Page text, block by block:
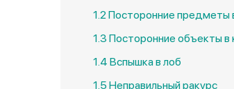
1.2 Посторонние предметы
1.3 Посторонние объекты в
1.4 Вспышка в лоб
1.5 Неправильный ракурс